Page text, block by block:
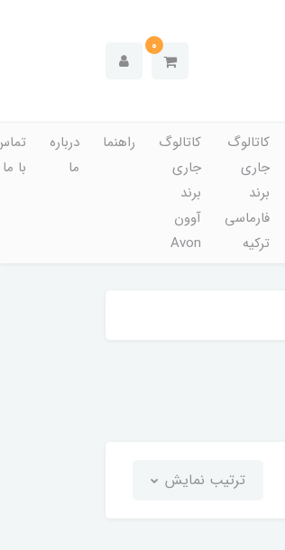
0
کاتالوگ
جاری
برند
فارماسی
ترکیه
کاتالوگ
جاری
برند
آوون
Avon
راهنما
درباره
ما
با ما
ترتیب نمایش